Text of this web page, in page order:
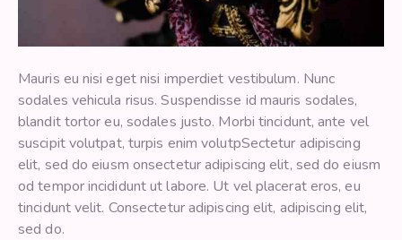
Mauris eu nisi eget nisi imperdiet vestibulum. Nunc
sodales vehicula risus. Suspendisse id mauris sodales,
blandit tortor eu, sodales justo. Morbi tincidunt, ante vel
suscipit volutpat, turpis enim volutpSectetur adipiscing
elit, sed do eiusm onsectetur adipiscing elit, sed do eiusm
od tempor incididunt ut labore. Ut vel placerat eros, eu
tincidunt velit. Consectetur adipiscing elit, adipiscing elit,
sed do.